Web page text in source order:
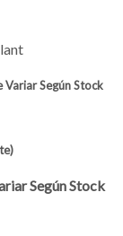
Variar Según Stock
Según Stock